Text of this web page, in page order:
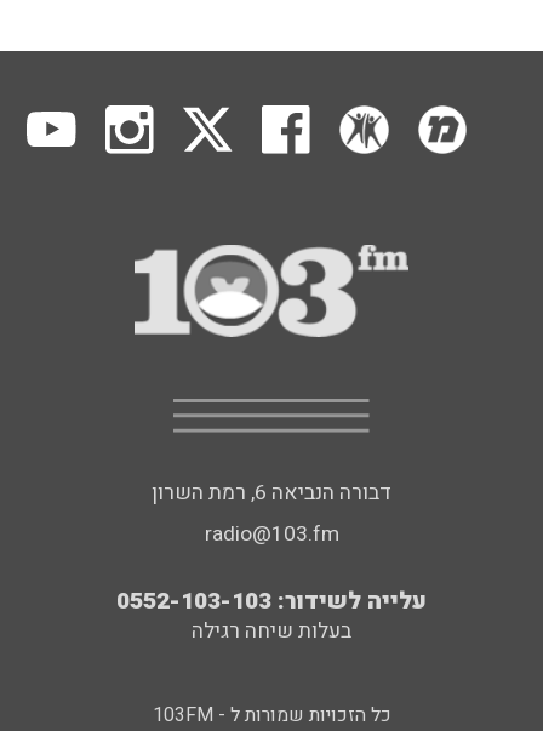
דבורה הנביאה 6, רמת השרון
radio@103.fm
עלייה לשידור: 0552-103-103
בעלות שיחה רגילה
כל הזכויות שמורות ל - 103FM